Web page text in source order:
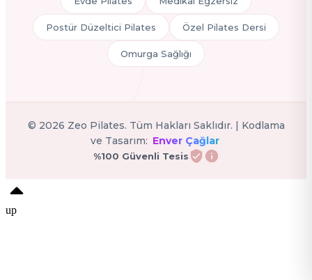
Postür Düzeltici Pilates Özel Pilates Dersi
Omurga Sağlığı
© 2026 Zeo Pilates. Tüm Hakları Saklıdır. | Kodlama
ve Tasarım: Enver Çağlar
%100 Güvenli Tesis
up